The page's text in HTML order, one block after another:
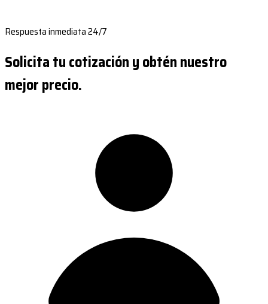
Respuesta inmediata 24/7
Solicita tu cotización y obtén nuestro
mejor precio.